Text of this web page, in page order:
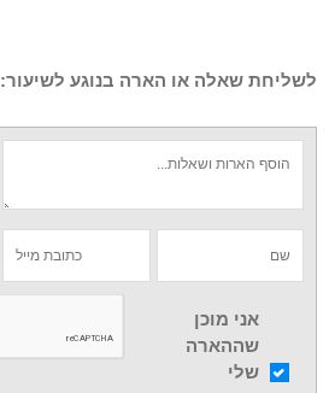
לשליחת שאלה או הארה בנוגע לשיעור:
אני מוכן
שההארה
שלי